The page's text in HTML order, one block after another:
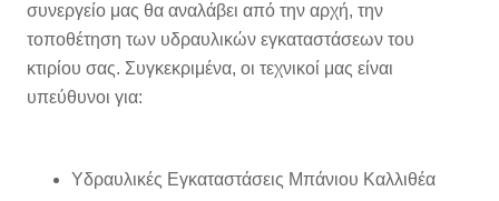
συνεργείο μας θα αναλάβει από την αρχή, την
τοποθέτηση των υδραυλικών εγκαταστάσεων του
κτιρίου σας. Συγκεκριμένα, οι τεχνικοί μας είναι
υπεύθυνοι για:
Υδραυλικές Εγκαταστάσεις Μπάνιου Καλλιθέα